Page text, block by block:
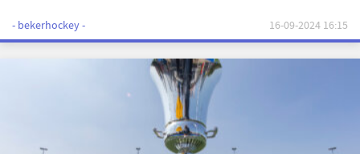
- bekerhockey - 16-09-2024 16:15